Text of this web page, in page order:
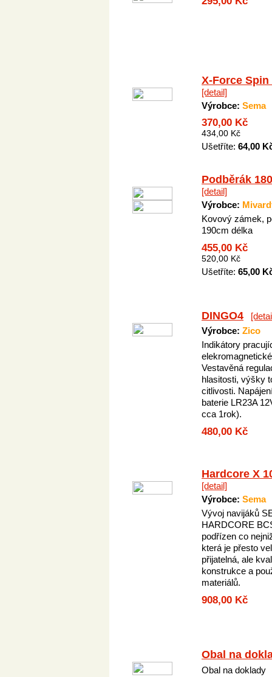
X-Force Spin
[detail]
Výrobce: Sema
370,00 Kč
434,00 Kč
Ušetříte: 64,00
Podběrák
[detail]
Výrobce:
Kovový zámek,
190cm délka
455,00 Kč
520,00 Kč
Ušetříte: 65,00
DINGO4
Výrobce: Zico
Indikátory
Vestavěná
hlasitosti, výšky
citlivosti.
baterie LR23A
cca 1rok).
480,00 Kč
Hardcore X
[detail]
Výrobce: Sema
Vývoj navijáků
HARDCORE
podřízen co
která je přesto
přijatelná, ale
konstrukce a
materiálů.
908,00 Kč
Obal na
Obal na doklady